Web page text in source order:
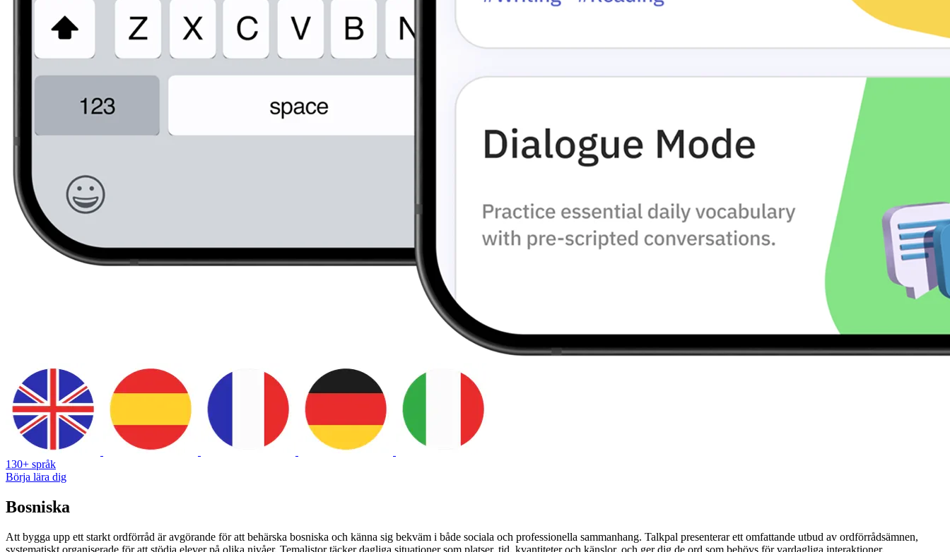
130+ språk
Börja lära dig
Bosniska
Att bygga upp ett starkt ordförråd är avgörande för att behärska bosniska och känna sig bekväm i både sociala och professionella sammanhang. Talkpal presenterar ett omfattande utbud av ordförrådsämnen,
systematiskt organiserade för att stödja elever på olika nivåer. Temalistor täcker dagliga situationer som platser, tid, kvantiteter och känslor, och ger dig de ord som behövs för vardagliga interaktioner.